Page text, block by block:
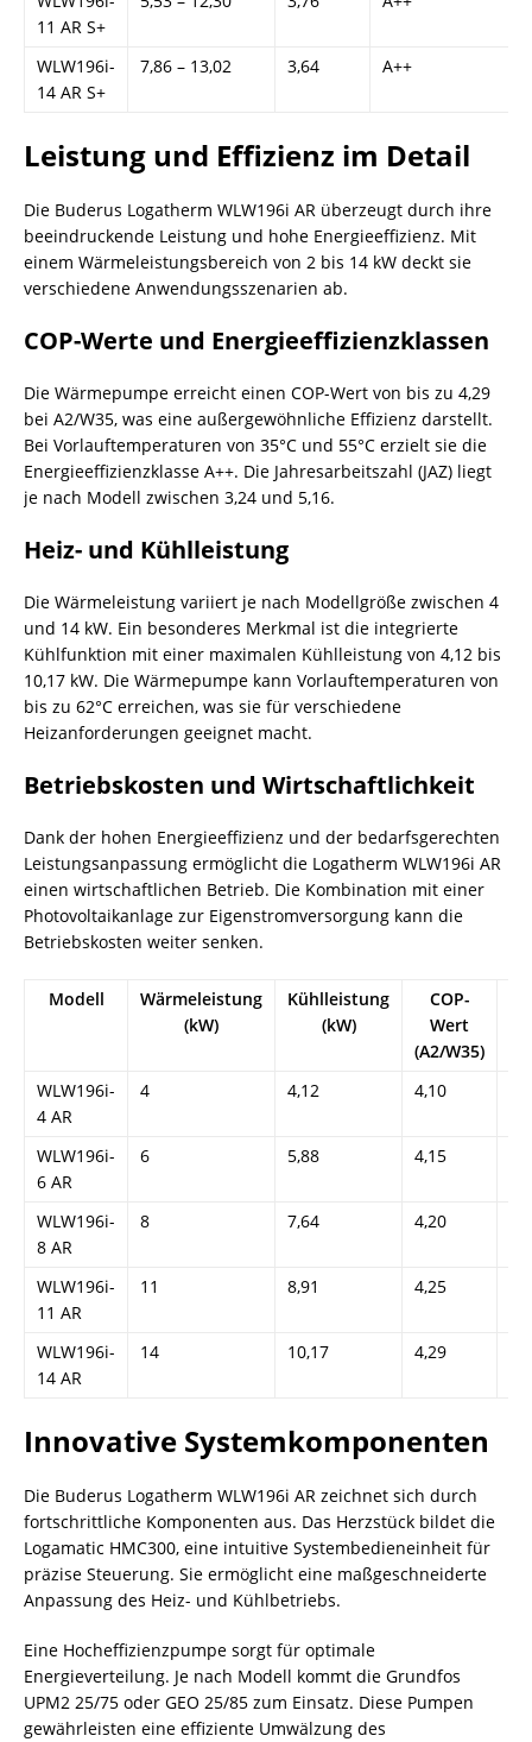
11 AR S+
WLW196i-
14 AR S+
7,86 – 13,02 3,64 A++
Leistung und Effizienz im Detail
Die Buderus Logatherm WLW196i AR überzeugt durch ihre
beeindruckende Leistung und hohe Energieeffizienz. Mit
einem Wärmeleistungsbereich von 2 bis 14 kW deckt sie
verschiedene Anwendungsszenarien ab.
COP-Werte und Energieeffizienzklassen
Die Wärmepumpe erreicht einen COP-Wert von bis zu 4,29
bei A2/W35, was eine außergewöhnliche Effizienz darstellt.
Bei Vorlauftemperaturen von 35°C und 55°C erzielt sie die
Energieeffizienzklasse A++. Die Jahresarbeitszahl (JAZ) liegt
je nach Modell zwischen 3,24 und 5,16.
Heiz- und Kühlleistung
Die Wärmeleistung variiert je nach Modellgröße zwischen 4
und 14 kW. Ein besonderes Merkmal ist die integrierte
Kühlfunktion mit einer maximalen Kühlleistung von 4,12 bis
10,17 kW. Die Wärmepumpe kann Vorlauftemperaturen von
bis zu 62°C erreichen, was sie für verschiedene
Heizanforderungen geeignet macht.
Betriebskosten und Wirtschaftlichkeit
Dank der hohen Energieeffizienz und der bedarfsgerechten
Leistungsanpassung ermöglicht die Logatherm WLW196i AR
einen wirtschaftlichen Betrieb. Die Kombination mit einer
Photovoltaikanlage zur Eigenstromversorgung kann die
Betriebskosten weiter senken.
Modell
Wärmeleistung
(kW)
Kühlleistung
(kW)
COP-
Wert
(A2/W35)
WLW196i-
4 AR
4 4,12 4,10
WLW196i-
6 AR
6 5,88 4,15
WLW196i-
8 AR
8 7,64 4,20
WLW196i-
11 AR
11 8,91 4,25
WLW196i-
14 AR
14 10,17 4,29
Innovative Systemkomponenten
Die Buderus Logatherm WLW196i AR zeichnet sich durch
fortschrittliche Komponenten aus. Das Herzstück bildet die
Logamatic HMC300, eine intuitive Systembedieneinheit für
präzise Steuerung. Sie ermöglicht eine maßgeschneiderte
Anpassung des Heiz- und Kühlbetriebs.
Eine Hocheffizienzpumpe sorgt für optimale
Energieverteilung. Je nach Modell kommt die Grundfos
UPM2 25/75 oder GEO 25/85 zum Einsatz. Diese Pumpen
gewährleisten eine effiziente Umwälzung des